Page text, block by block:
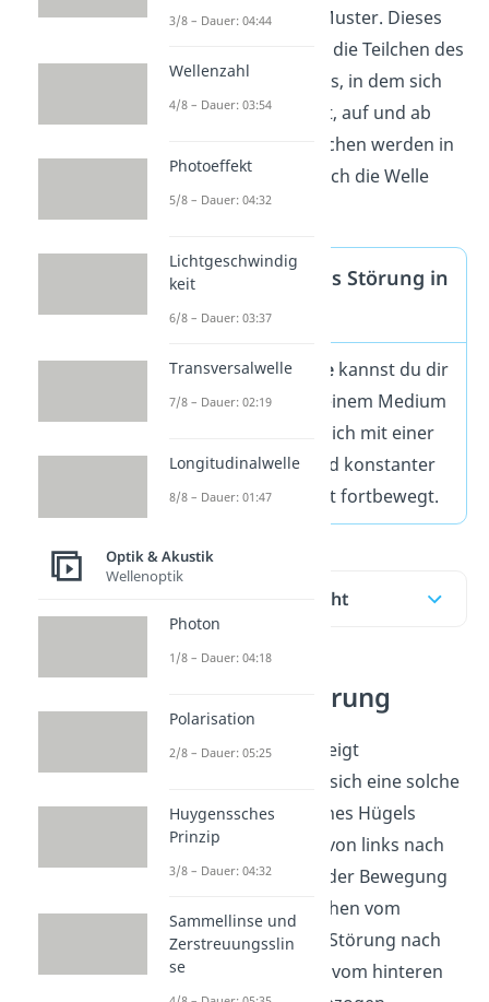
ganz bestimmten Muster. Dieses
Muster gibt an, wie die Teilchen des
beteiligten Mediums, in dem sich
die Welle ausbreitet, auf und ab
schwingen. Die Teilchen werden in
gewisser Weise durch die Welle
„gestört“.
Merke: Welle als Störung in
einem Medium
Unter einerWelle kannst du dir
eine Störung in einem Medium
vorstellen, die sich mit einer
festen Form und konstanter
Geschwindigkeit fortbewegt.
Inhaltsübersicht
Welle als Störung
Das folgende Bild zeigt
beispielsweise, wie sich eine solche
Störungin Form eines Hügels
entlang eines Seils von links nach
rechts bewegt. Bei der Bewegung
werden die Seilteilchen vom
vorderen Ende der Störung nach
oben gehoben und vom hinteren
3/8 – Dauer: 04:44
Wellenzahl
4/8 – Dauer: 03:54
Photoeffekt
5/8 – Dauer: 04:32
Lichtgeschwindig
keit
6/8 – Dauer: 03:37
Transversalwelle
7/8 – Dauer: 02:19
Longitudinalwelle
8/8 – Dauer: 01:47
Optik & Akustik
Wellenoptik
Photon
1/8 – Dauer: 04:18
Polarisation
2/8 – Dauer: 05:25
Huygenssches
Prinzip
3/8 – Dauer: 04:32
Sammellinse und
Zerstreuungsslin
se